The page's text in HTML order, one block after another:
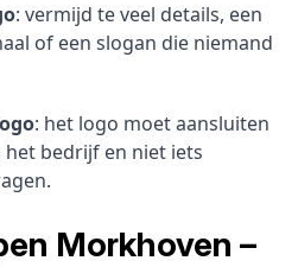
: vermijd te veel details, een
of een slogan die niemand
: het logo moet aansluiten
bedrijf en niet iets
Morkhoven –